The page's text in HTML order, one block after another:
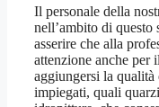
Il personale della
nell’ambito di questo
asserire che alla
attenzione anche per
aggiungersi la
impiegati, quali